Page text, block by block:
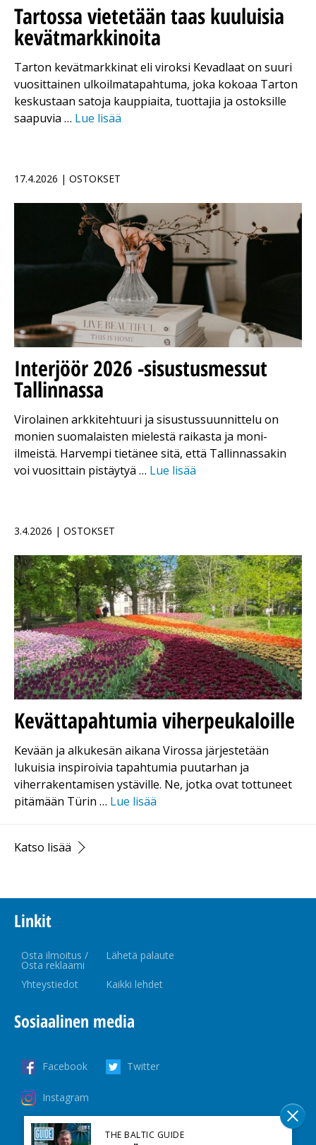
Tartossa vietetään taas kuuluisia
kevätmarkkinoita
Tarton kevätmarkkinat eli viroksi Kevadlaat on suuri
vuosittainen ulkoilmatapahtuma, joka kokoaa Tarton
keskustaan satoja kauppiaita, tuottajia ja ostoksille
saapuvia … Lue lisää
17.4.2026 | OSTOKSET
Interjöör 2026 -sisustusmessut
Tallinnassa
Virolainen arkkitehtuuri ja sisustussuunnittelu on
monien suomalaisten mielestä raikasta ja moni-
ilmeistä. Harvempi tietänee sitä, että Tallinnassakin
voi vuosittain pistäytyä … Lue lisää
3.4.2026 | OSTOKSET
Kevättapahtumia viherpeukaloille
Kevään ja alkukesän aikana Virossa järjestetään
lukuisia inspiroivia tapahtumia puutarhan ja
viherrakentamisen ystäville. Ne, jotka ovat tottuneet
pitämään Türin … Lue lisää
Katso lisää
THE BALTIC GUIDE
Linkit
Osta ilmoitus /
Osta reklaami
Lähetä palaute
Yhteystiedot Kaikki lehdet
Sosiaalinen media
Facebook Twitter
Instagram